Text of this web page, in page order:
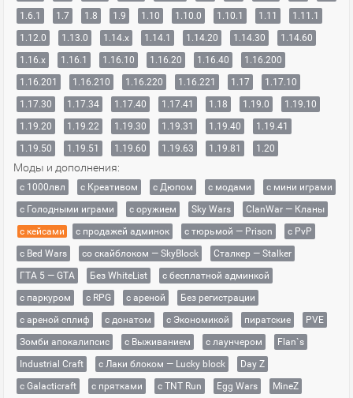
1.6.1
1.7 1.8 1.9 1.10 1.10.0 1.10.1 1.11
1.11.1
1.12.0
1.13.0 1.14.x 1.14.1 1.14.20 1.14.30
1.14.60
1.16.x
1.16.1 1.16.10 1.16.20 1.16.40
1.16.200
1.16.201
1.16.210 1.16.220 1.16.221 1.17
1.17.10
1.17.30
1.17.34 1.17.40 1.17.41 1.18 1.19.0
1.19.10
1.19.20
1.19.22 1.19.30 1.19.31 1.19.40
1.19.41
1.19.50
1.19.51 1.19.60 1.19.63 1.19.81 1.20
Моды и дополнения:
с 1000лвл c Креативом с Дюпом с модами
с мини играми
с Голодными играми
с оружием Sky Wars
ClanWar — Кланы
с кейсами
с продажей админок с тюрьмой — Prison
с PvP
с Bed Wars
со скайблоком — SkyBlock
Сталкер — Stalker
ГТА 5 — GTA
Без WhiteList
с бесплатной админкой
с паркуром
с RPG с ареной
Без регистрации
с ареной сплиф
с донатом с Экономикой пиратские
PVE
Зомби апокалипсис
с Выживанием с лаунчером
Flan`s
Industrial Craft
с Лаки блоком — Lucky block
Day Z
с Galacticraft
с прятками с TNT Run Egg Wars
MineZ